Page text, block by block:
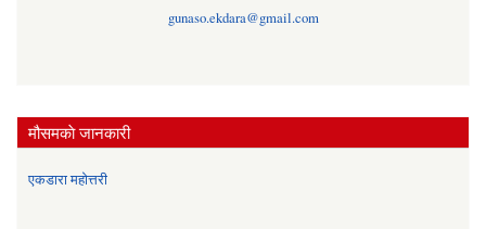
gunaso.ekdara@gmail.com
मौसमकाे जानकारी
एकडारा महोत्तरी